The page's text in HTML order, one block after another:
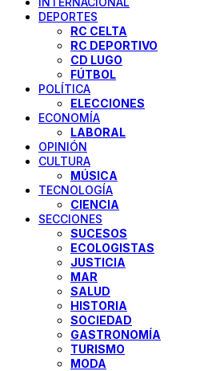
DEPORTES
RC CELTA
RC DEPORTIVO
CD LUGO
FÚTBOL
POLÍTICA
ELECCIONES
ECONOMÍA
LABORAL
OPINIÓN
CULTURA
MÚSICA
TECNOLOGÍA
CIENCIA
SECCIONES
SUCESOS
ECOLOGISTAS
JUSTICIA
MAR
SALUD
HISTORIA
SOCIEDAD
GASTRONOMÍA
TURISMO
MODA